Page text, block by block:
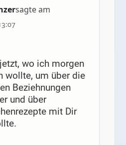
sagte am
wo ich morgen
wollte, um über die
Beziehnungen
und über
mit Dir